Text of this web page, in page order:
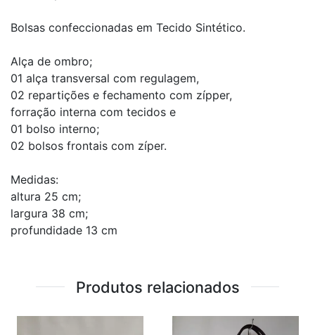
Bolsas confeccionadas em Tecido Sintético.
Alça de ombro;
01 alça transversal com regulagem,
02 repartições e fechamento com zípper,
forração interna com tecidos e
01 bolso interno;
02 bolsos frontais com zíper.
Medidas:
altura 25 cm;
largura 38 cm;
profundidade 13 cm
Produtos relacionados